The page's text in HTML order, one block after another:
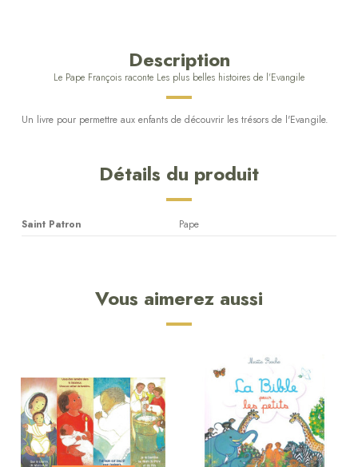
Description
Le Pape François raconte Les plus belles histoires de l'Evangile
Un livre pour permettre aux enfants de découvrir les trésors de l'Evangile.
Détails du produit
Saint Patron Pape
Vous aimerez aussi